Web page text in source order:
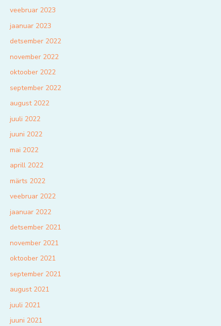
veebruar 2023
jaanuar 2023
detsember 2022
november 2022
oktoober 2022
september 2022
august 2022
juuli 2022
juuni 2022
mai 2022
aprill 2022
märts 2022
veebruar 2022
jaanuar 2022
detsember 2021
november 2021
oktoober 2021
september 2021
august 2021
juuli 2021
juuni 2021